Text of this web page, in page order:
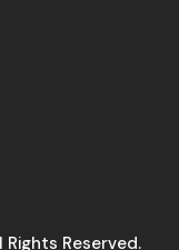
Reserved.